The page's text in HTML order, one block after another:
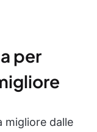
per
dalle